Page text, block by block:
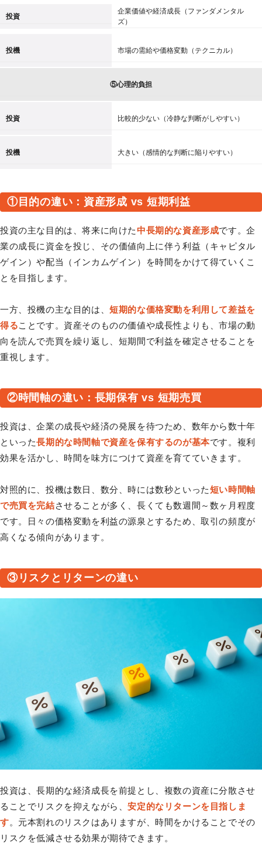
投資
企業価値や経済成長（ファンダメンタル
ズ）
投機 市場の需給や価格変動（テクニカル）
⑤心理的負担
投資 比較的少ない（冷静な判断がしやすい）
投機 大きい（感情的な判断に陥りやすい）
①目的の違い：資産形成 vs 短期利益
投資の主な目的は、将来に向けた中長期的な資産形成です。企
業の成長に資金を投じ、その価値向上に伴う利益（キャピタル
ゲイン）や配当（インカムゲイン）を時間をかけて得ていくこ
とを目指します。
一方、投機の主な目的は、短期的な価格変動を利用して差益を
得ることです。資産そのものの価値や成長性よりも、市場の動
向を読んで売買を繰り返し、短期間で利益を確定させることを
重視します。
②時間軸の違い：長期保有 vs 短期売買
投資は、企業の成長や経済の発展を待つため、数年から数十年
といった長期的な時間軸で資産を保有するのが基本です。複利
効果を活かし、時間を味方につけて資産を育てていきます。
対照的に、投機は数日、数分、時には数秒といった短い時間軸
で売買を完結させることが多く、長くても数週間～数ヶ月程度
です。日々の価格変動を利益の源泉とするため、取引の頻度が
高くなる傾向があります。
③リスクとリターンの違い
投資は、長期的な経済成長を前提とし、複数の資産に分散させ
ることでリスクを抑えながら、安定的なリターンを目指しま
す。元本割れのリスクはありますが、時間をかけることでその
リスクを低減させる効果が期待できます。